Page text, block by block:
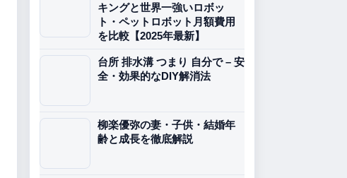
キングと世界一強いロボッ
ト・ペットロボット月額費用
を比較【2025年最新】
台所 排水溝 つまり 自分で – 安
全・効果的なDIY解消法
柳楽優弥の妻・子供・結婚年
齢と成長を徹底解説